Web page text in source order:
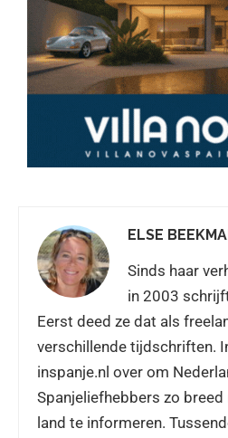
ELSE
Sinds haar
in 2003
Eerst deed ze dat als
verschillende tijdschriften.
inspanje.nl over om
Spanjeliefhebbers zo
land te informeren.